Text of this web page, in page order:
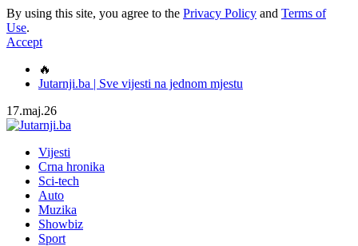
By using this site, you agree to the Privacy Policy and Terms of
Use.
Accept
🔥
Jutarnji.ba | Sve vijesti na jednom mjestu
17.maj.26
Vijesti
Crna hronika
Sci-tech
Auto
Muzika
Showbiz
Sport